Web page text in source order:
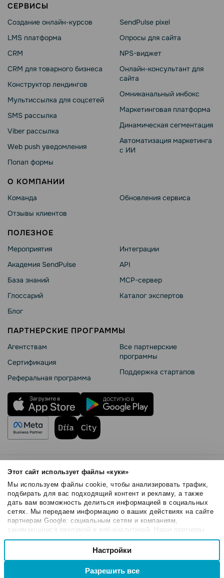
Этот сайт использует файлы «куки»
Мы используем файлы cookie, чтобы анализировать трафик,
подбирать для вас подходящий контент и рекламу, а также
дать вам возможность делиться информацией в социальных
сетях. Мы передаем информацию о ваших действиях на сайте
партнерам Google: социальным сетям и компаниям,
занимающимся рекламой и веб-аналитикой. Наши партнеры
могут комбинировать эти сведения с предоставленной вами
информацией, а также данными, которые они получили при
использовании вами их сервисов.
Выбор
Настройки
Разрешить все
СЕРВИСЫ
Создание онлайн-курсов
LMS платформа
CRM
CRM для товарного бизнеса
Конструктор лендингов
Мультиссылка для соцсетей
SMS рассылка
Viber рассылка
Web push уведомления
Попап формы
SendPulse pixel
Опросы для сайта
NPS-виджет
Онлайн-консультант для
сайта
Омниканальный инбокс
Маркетинговая платформа
Динамическая сегментация
Автоматизация маркетинга
с ИИ
О КОМПАНИИ
Команда
Отзывы клиентов
Обновления сервиса
ПОЛЕЗНОЕ
Мероприятия
Академия SendPulse
База знаний
Глоссарий
Блог
Интеграции
API
MCP-сервер
Каталог экспертов
ПАРТНЕРСКИЕ ПРОГРАММЫ
Агентствам
Сертификация
Реферальная программа
Все партнерские
программы
Поддержка стартапов
Правила использования
Безопасность SendPulse
Политика конфиденциальности
Политика Cookies
© 2015 - 2026. ООО «СендПульс». Все права защищены.